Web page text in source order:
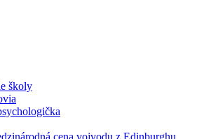
školy
cena vojvodu z Edinburghu